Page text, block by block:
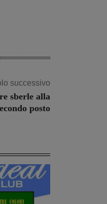
successivo
sberle alla
posto